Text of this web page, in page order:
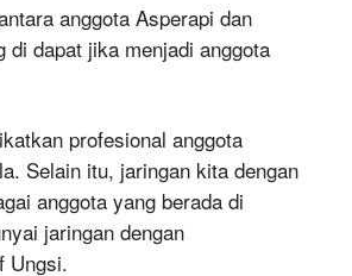
anggota Asperapi dan
di dapat jika menjadi anggota
profesional anggota
Selain itu, jaringan kita dengan
anggota yang berada di
jaringan dengan
Ungsi.